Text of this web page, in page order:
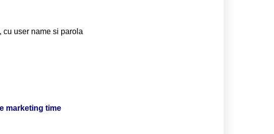
cu user name si parola
marketing time